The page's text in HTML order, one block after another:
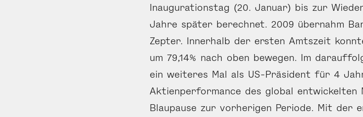
Inaugurationstag (20. Januar) bis zur
Jahre später berechnet. 2009 übernahm
Zepter. Innerhalb der ersten Amtszeit
um 79,14% nach oben bewegen. Im
ein weiteres Mal als US-Präsident für 4
Aktienperformance des global
Blaupause zur vorherigen Periode. Mit der